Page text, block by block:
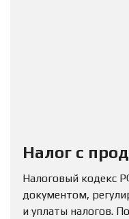
Налог с
Налоговый кодекс
документом,
и уплаты налогов.